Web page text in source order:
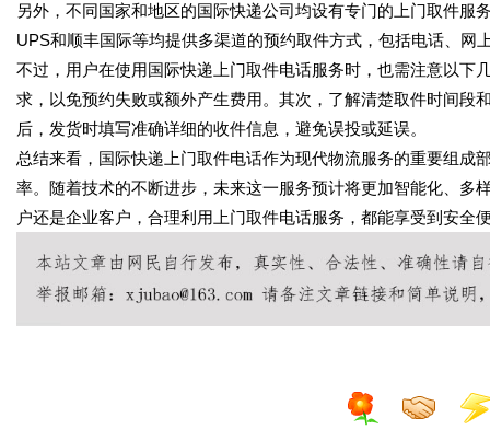
另外，不同国家和地区的国际快递公司均设有专门的上门取件
UPS和顺丰国际等均提供多渠道的预约取件方式，包括电话、网
不过，用户在使用国际快递上门取件电话服务时，也需注意以下
求，以免预约失败或额外产生费用。其次，了解清楚取件时间段
后，发货时填写准确详细的收件信息，避免误投或延误。
总结来看，国际快递上门取件电话作为现代物流服务的重要组
率。随着技术的不断进步，未来这一服务预计将更加智能化、多
户还是企业客户，合理利用上门取件电话服务，都能享受到安